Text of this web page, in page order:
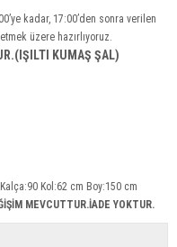
kadar, 17:00’den sonra verilen
üzere hazırlıyoruz.
KUMAŞ ŞAL)
Kol:62 cm Boy:150 cm
MEVCUTTUR.İADE YOKTUR.